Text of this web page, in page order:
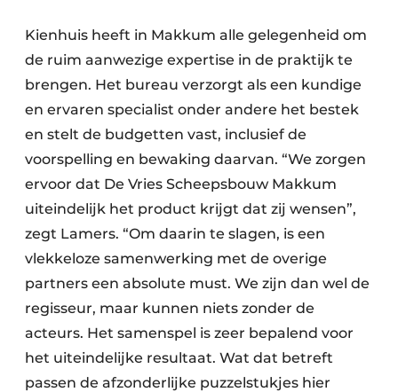
Kienhuis heeft in Makkum alle gelegenheid om
de ruim aanwezige expertise in de praktijk te
brengen. Het bureau verzorgt als een kundige
en ervaren specialist onder andere het bestek
en stelt de budgetten vast, inclusief de
voorspelling en bewaking daarvan. “We zorgen
ervoor dat De Vries Scheepsbouw Makkum
uiteindelijk het product krijgt dat zij wensen”,
zegt Lamers. “Om daarin te slagen, is een
vlekkeloze samenwerking met de overige
partners een absolute must. We zijn dan wel de
regisseur, maar kunnen niets zonder de
acteurs. Het samenspel is zeer bepalend voor
het uiteindelijke resultaat. Wat dat betreft
passen de afzonderlijke puzzelstukjes hier